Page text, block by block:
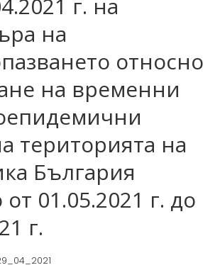
г. на
на
относно
на временни
територията на
България
01.05.2021 г. до
г.